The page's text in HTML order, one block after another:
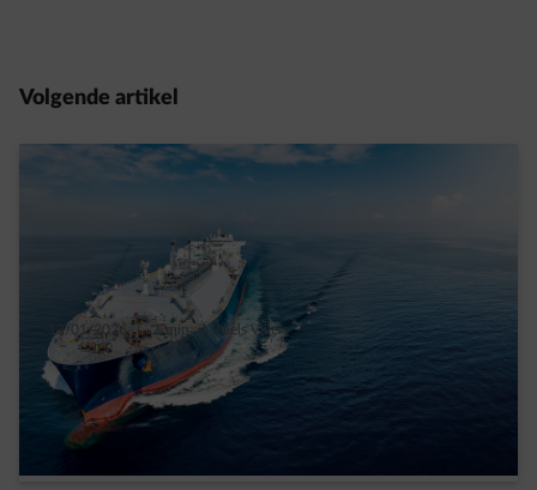
Volgende artikel
12/01/2026 | 1 min. | Niels Villers
Wat zijn de vooruitzichten voor de
energieprijzen tot 2031?
Meer lezen